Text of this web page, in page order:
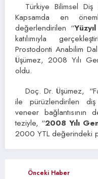
Türkiye Bilimsel Diş
Kapsamda en
değerlendirilen “
katılımıyla
Prostodonti Anabilim
Üşümez, 2008 Yılı
oldu.
Doç. Dr. Üşümez,
ile pürüzlendirilen
veneer bağlantısının
teziyle, “2008 Yılı
2000 YTL değerindeki
Önceki Haber